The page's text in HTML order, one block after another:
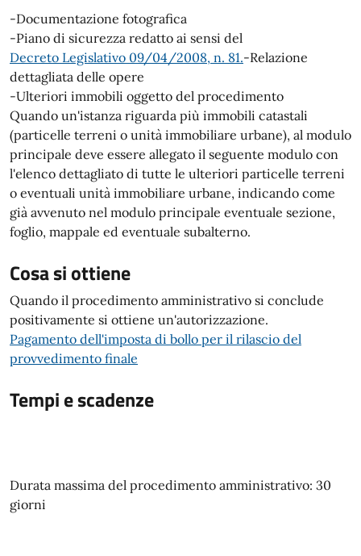
-Documentazione fotografica
-Piano di sicurezza redatto ai sensi del
Decreto Legislativo 09/04/2008, n. 81.-Relazione
dettagliata delle opere
-Ulteriori immobili oggetto del procedimento
Quando un'istanza riguarda più immobili catastali
(particelle terreni o unità immobiliare urbane), al modulo
principale deve essere allegato il seguente modulo con
l'elenco dettagliato di tutte le ulteriori particelle terreni
o eventuali unità immobiliare urbane, indicando come
già avvenuto nel modulo principale eventuale sezione,
foglio, mappale ed eventuale subalterno.
Cosa si ottiene
Quando il procedimento amministrativo si conclude
positivamente si ottiene un'autorizzazione.
Pagamento dell'imposta di bollo per il rilascio del
provvedimento finale
Tempi e scadenze
Durata massima del procedimento amministrativo: 30
giorni